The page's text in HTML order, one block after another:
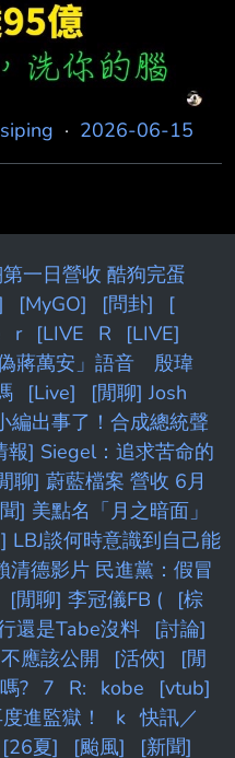
· 2026-06-15
一日營收 酷狗完蛋
[MyGO] [問卦]
[
r [LIVE R
[LIVE]
蔣萬安」語音 殷瑋
[Live]
[閒聊] Josh
編出事了！合成總統聲
報] Siegel：追求苦命的
聊] 蔚藍檔案 營收 6月
] 美點名「月之暗面」
LBJ談何時意識到自己能
清德影片 民進黨：假冒
[閒聊] 李冠儀FB (
[棕
還是Tabe沒料
[討論]
應該公開 [活俠]
[閒
? 7 R: kobe
[vtub]
進監獄！ k 快訊／
[26夏] [颱風]
[新聞]